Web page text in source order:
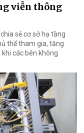
viễn thông
sẻ cơ sở hạ tầng
thể tham gia, tăng
các bên không